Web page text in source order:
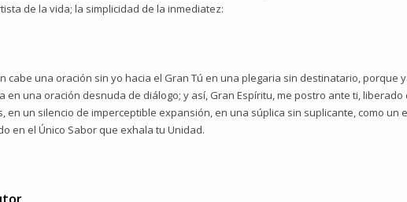
de la vida; la simplicidad de la inmediatez:
cabe una oración sin yo hacia el Gran Tú en una plegaria sin destinatario,
en una oración desnuda de diálogo; y así, Gran Espíritu, me postro ante ti,
en un silencio de imperceptible expansión, en una súplica sin suplicante, como un
en el Único Sabor que exhala tu Unidad.